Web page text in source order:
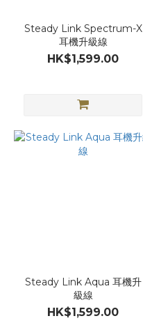
Steady Link Spectrum-X
耳機升級線
HK$1,599.00
Steady Link Aqua 耳機升
級線
HK$1,599.00